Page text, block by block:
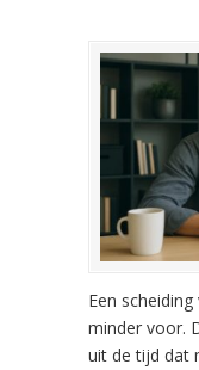
Een
minder voor.
uit de tijd dat